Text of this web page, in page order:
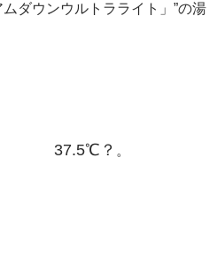
ダウンウルトラライト」”の湯
37.5℃？ 。